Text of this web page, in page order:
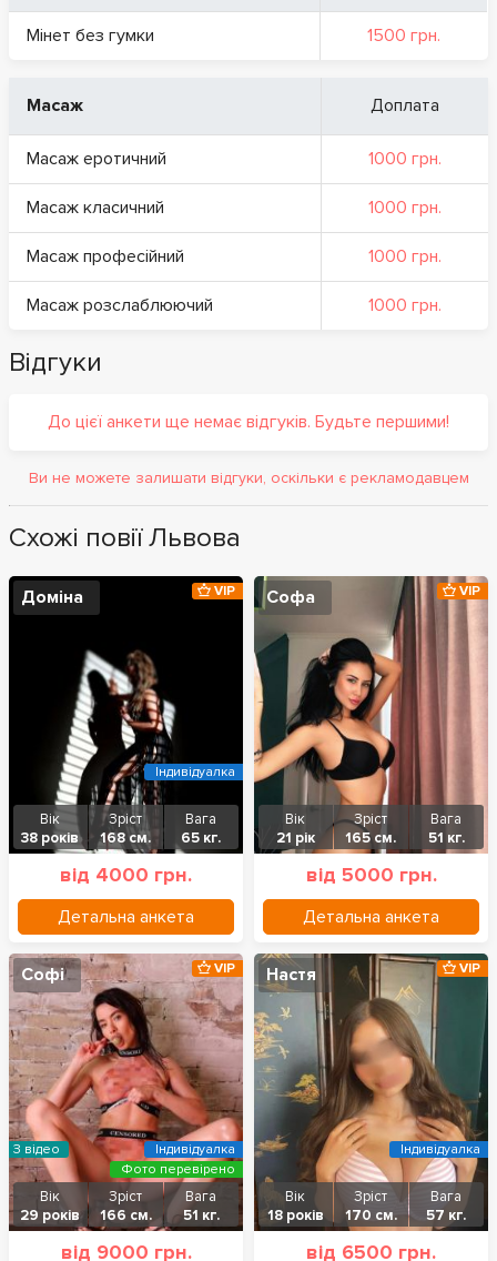
Мінет без гумки 1500 грн.
Масаж Доплата
Масаж еротичний 1000 грн.
Масаж класичний 1000 грн.
Масаж професійний 1000 грн.
Масаж розслаблюючий 1000 грн.
Відгуки
До цієї анкети ще немає відгуків. Будьте першими!
Ви не можете залишати відгуки, оскільки є рекламодавцем
Схожі повії Львова
Доміна
Вік
38 років
Зріст
168 см.
Вага
65 кг.
від 4000 грн.
Детальна анкета
VIP
Індивідуалка
Софа
Вік
21 рік
Зріст
165 см.
Вага
51 кг.
від 5000 грн.
Детальна анкета
VIP
Софі
Вік
29 років
Зріст
166 см.
Вага
51 кг.
від 9000 грн.
VIP
З відео
Фото перевірено
Індивідуалка
Настя
Вік
18 років
Зріст
170 см.
Вага
57 кг.
від 6500 грн.
VIP
Індивідуалка